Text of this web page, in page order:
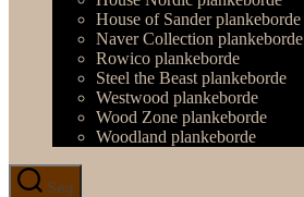
House of Sander plankeborde
Naver Collection plankeborde
Rowico plankeborde
Steel the Beast plankeborde
Westwood plankeborde
Wood Zone plankeborde
Woodland plankeborde
Søg